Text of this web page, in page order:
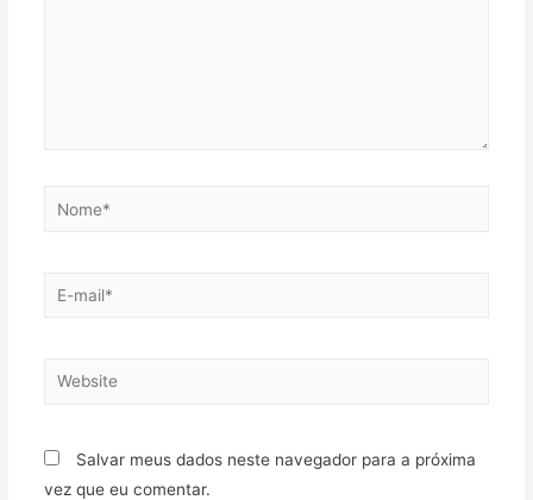
Salvar meus dados neste navegador para a próxima
vez que eu comentar.